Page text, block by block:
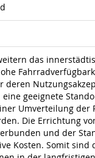
das
deren
geeignete
Umverteilung der
Die Errichtung
und der
Kosten. Somit sind